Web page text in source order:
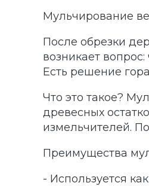
Мульчирование
После обрезки
возникает
Есть решение
Что это такое?
древесных
измельчителей.
Преимущества
- Используется